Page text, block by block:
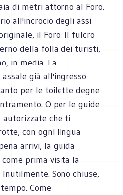
di metri attorno al Foro.
all'incrocio degli assi
il Foro. Il fulcro
della folla dei turisti,
in media. La
già all'ingresso
per le toilette degne
O per le guide
autorizzate che ti
con ogni lingua
arrivi, la guida
prima visita la
Sono chiuse,
Come